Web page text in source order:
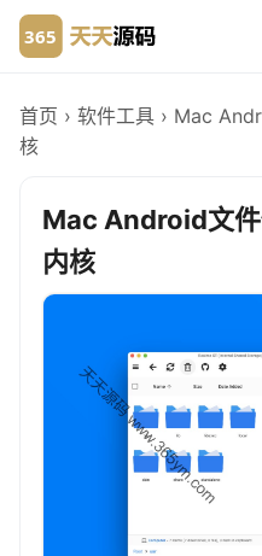
首页 › 软件工具 › Mac
核
Mac Android文
内核